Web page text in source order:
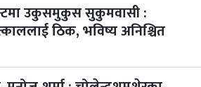
व्रत २ महिना बाँकी
३ महिना बाँकी
उकुसमुकुस सुकुमवासी :
ठिक, भविष्य अनिश्चित